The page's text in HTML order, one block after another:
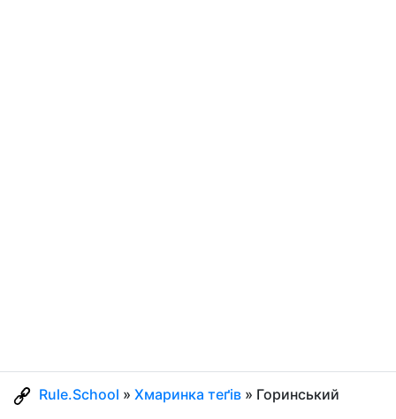
Rule.School » Хмаринка теґів » Горинський